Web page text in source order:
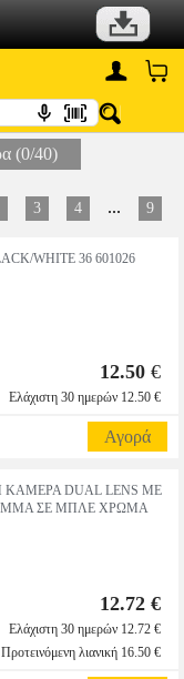
(0/40)
3 4 ... 9
WHITE 36 601026
12.50 €
Ελάχιστη 30 ημερών 12.50 €
Αγορά
ΚΑΜΕΡΑ DUAL LENS ΜΕ
ΣΕ ΜΠΛΕ ΧΡΩΜΑ
12.72 €
Ελάχιστη 30 ημερών 12.72 €
Προτεινόμενη λιανική 16.50 €